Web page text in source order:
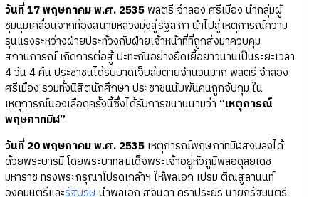
วันที่ 17 พฤษภาคม พ.ศ. 2535 พลตรี จำลอง ศรีเมือง นำกลุ่มผู้
ชุมนุมเคลื่อนจากท้องสนามหลวงมุ่งสู่รัฐสภา นำไปสู่เหตุการณ์ความ
รุนแรงระหว่างฝ่ายประท้วงกับฝ่ายเจ้าหน้าที่ที่ถูกส่งมาควบคุม
สถานการณ์ เกิดการต่อสู้ ปะทะกันอย่างยืดเยื้อยาวนานเป็นระยะเวลา
4 วัน 4 คืน ประชาชนได้รับบาดเจ็บล้มตายจำนวนมาก พลตรี จำลอง
ศรีเมือง รวมทั้งนิสิตนักศึกษา ประชาชนนับพันคนถูกจับกุม ใน
เหตุการณ์นองเลือดครั้งนี้ซึ่งได้รับการขนานนามว่า “เหตุการณ์
พฤษภาทมิฬ”
วันที่ 20 พฤษภาคม พ.ศ. 2535เหตุการณ์พฤษภาทมิฬสงบลงได้
ด้วยพระบารมี โดยพระบาทสมเด็จพระเจ้าอยู่หัวภูมิพลอดุลยเดช
มหาราช ทรงพระกรุณาโปรดเกล้าฯ ให้พลเอก เปรม ติณสูลานนท์
องคมนตรีและรัฐบุรุษนำพลเอก สุจินดา คราประยูร นายกรัฐมนตรี